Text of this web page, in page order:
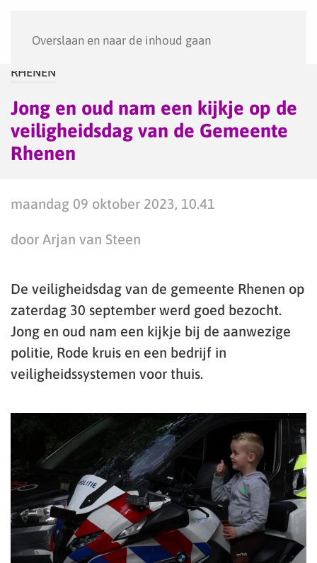
Overslaan en naar de inhoud gaan
RHENEN
Jong en oud nam een kijkje op de
veiligheidsdag van de Gemeente
Rhenen
maandag 09 oktober 2023, 10.41
door Arjan van Steen
De veiligheidsdag van de gemeente Rhenen op
zaterdag 30 september werd goed bezocht.
Jong en oud nam een kijkje bij de aanwezige
politie, Rode kruis en een bedrijf in
veiligheidssystemen voor thuis.